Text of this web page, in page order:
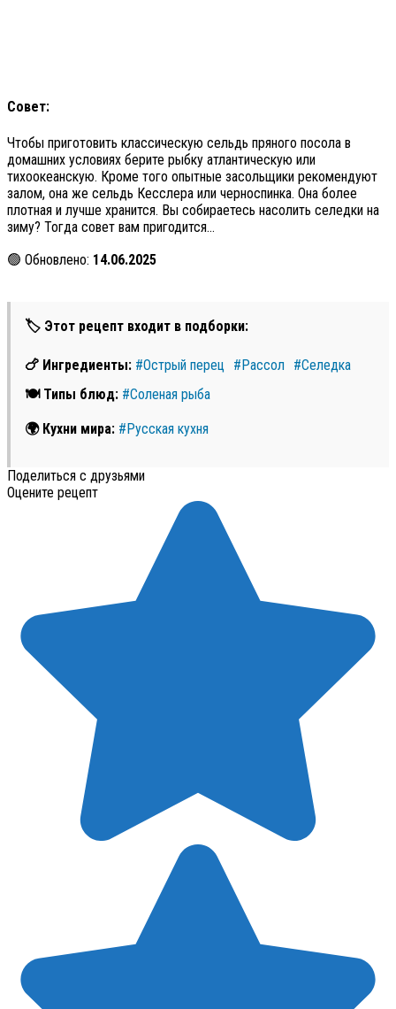
Совет:
Чтобы приготовить классическую сельдь пряного посола в
домашних условиях берите рыбку атлантическую или
тихоокеанскую. Кроме того опытные засольщики рекомендуют
залом, она же сельдь Кесслера или черноспинка. Она более
плотная и лучше хранится. Вы собираетесь насолить селедки на
зиму? Тогда совет вам пригодится…
🟢 Обновлено: 14.06.2025
🏷 Этот рецепт входит в подборки:
🍗 Ингредиенты: #Острый перец #Рассол #Селедка
🍽 Типы блюд: #Соленая рыба
🌍 Кухни мира: #Русская кухня
Поделиться с друзьями
Оцените рецепт